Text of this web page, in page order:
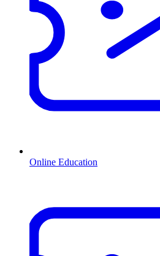
Online Education